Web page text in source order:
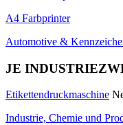
A4 Farbprinter
Automotive &
JE
Etikettendruckmaschine
Industrie, Chemie und